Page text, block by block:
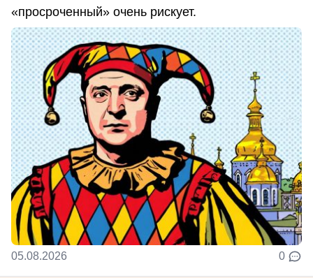
«просроченный» очень рискует.
05.08.2026 0